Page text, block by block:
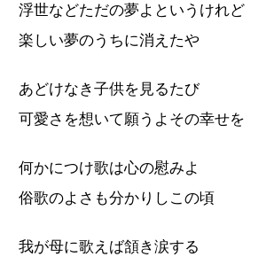
浮世などただの夢よというけれど
楽しい夢のうちに消えたや
あどけなき子供を見るたび
可愛さを想いて願うよその幸せを
何かにつけ歌は心の慰みよ
俗歌のよさも分かりしこの頃
我が母に歌えば頷き涙する